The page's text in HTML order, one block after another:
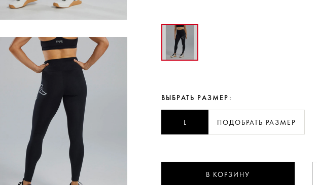
ВЫБРАТЬ РАЗМЕР:
L ПОДОБРАТЬ РАЗМЕР
В КОРЗИНУ